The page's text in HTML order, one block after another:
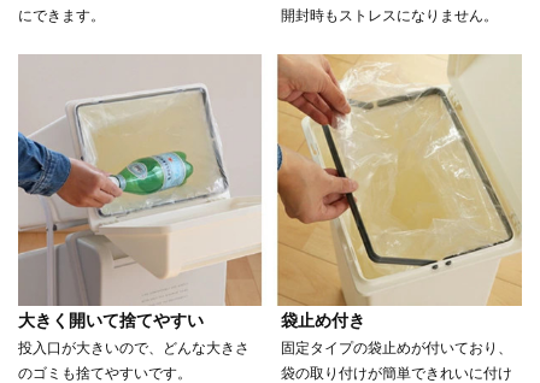
にできます。
開封時もストレスになりません。
大きく開いて捨てやすい
投入口が大きいので、どんな大きさ
のゴミも捨てやすいです。
袋止め付き
固定タイプの袋止めが付いており、
袋の取り付けが簡単できれいに付け